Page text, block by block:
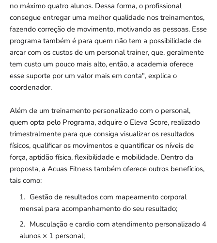
no máximo quatro alunos. Dessa forma, o profissional
consegue entregar uma melhor qualidade nos treinamentos,
fazendo correção de movimento, motivando as pessoas. Esse
programa também é para quem não tem a possibilidade de
arcar com os custos de um personal trainer, que, geralmente
tem custo um pouco mais alto, então, a academia oferece
esse suporte por um valor mais em conta", explica o
coordenador.
Além de um treinamento personalizado com o personal,
quem opta pelo Programa, adquire o Eleva Score, realizado
trimestralmente para que consiga visualizar os resultados
físicos, qualificar os movimentos e quantificar os níveis de
força, aptidão física, flexibilidade e mobilidade. Dentro da
proposta, a Acuas Fitness também oferece outros benefícios,
tais como:
Gestão de resultados com mapeamento corporal
mensal para acompanhamento do seu resultado;
Musculação e cardio com atendimento personalizado 4
alunos × 1 personal;